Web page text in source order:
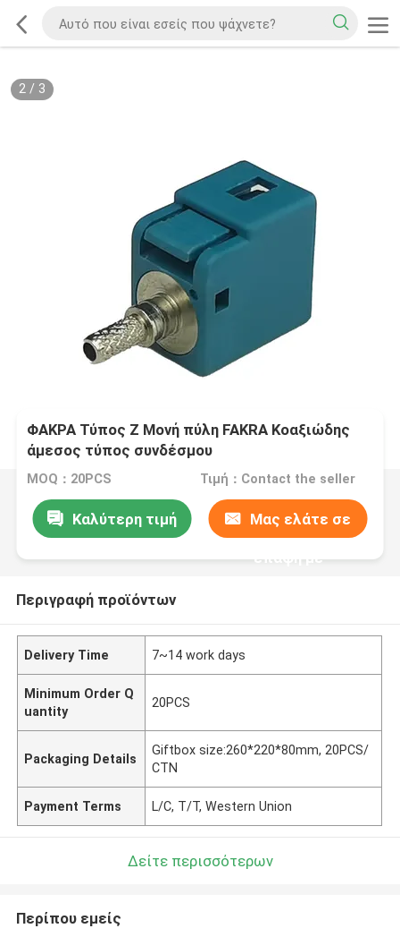
2/ 3
ΦΑΚΡΑ Τύπος Z Μονή πύλη FAKRA Κοαξιώδης
άμεσος τύπος συνδέσμου
MOQ：20PCS Τιμή：Contact the seller
Καλύτερη τιμή Μας ελάτε σε
επαφή με
Περιγραφή προϊόντων
Delivery Time 7~14 work days
Minimum Order Q
uantity
20PCS
Packaging Details
Giftbox size:260*220*80mm, 20PCS/
CTN
Payment Terms L/C, T/T, Western Union
Δείτε περισσότερων
Περίπου εμείς